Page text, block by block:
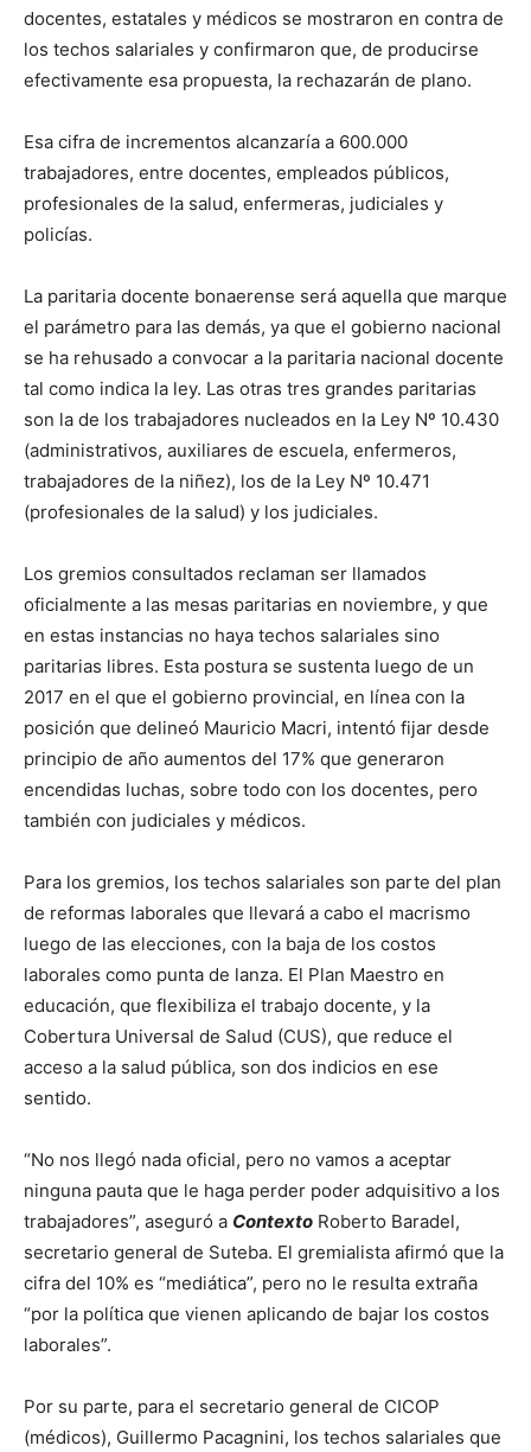
docentes, estatales y médicos se mostraron en contra de
los techos salariales y confirmaron que, de producirse
efectivamente esa propuesta, la rechazarán de plano.
Esa cifra de incrementos alcanzaría a 600.000
trabajadores, entre docentes, empleados públicos,
profesionales de la salud, enfermeras, judiciales y
policías.
La paritaria docente bonaerense será aquella que marque
el parámetro para las demás, ya que el gobierno nacional
se ha rehusado a convocar a la paritaria nacional docente
tal como indica la ley. Las otras tres grandes paritarias
son la de los trabajadores nucleados en la Ley Nº 10.430
(administrativos, auxiliares de escuela, enfermeros,
trabajadores de la niñez), los de la Ley Nº 10.471
(profesionales de la salud) y los judiciales.
Los gremios consultados reclaman ser llamados
oficialmente a las mesas paritarias en noviembre, y que
en estas instancias no haya techos salariales sino
paritarias libres. Esta postura se sustenta luego de un
2017 en el que el gobierno provincial, en línea con la
posición que delineó Mauricio Macri, intentó fijar desde
principio de año aumentos del 17% que generaron
encendidas luchas, sobre todo con los docentes, pero
también con judiciales y médicos.
Para los gremios, los techos salariales son parte del plan
de reformas laborales que llevará a cabo el macrismo
luego de las elecciones, con la baja de los costos
laborales como punta de lanza. El Plan Maestro en
educación, que flexibiliza el trabajo docente, y la
Cobertura Universal de Salud (CUS), que reduce el
acceso a la salud pública, son dos indicios en ese
sentido.
“No nos llegó nada oficial, pero no vamos a aceptar
ninguna pauta que le haga perder poder adquisitivo a los
trabajadores”, aseguró a Contexto Roberto Baradel,
secretario general de Suteba. El gremialista afirmó que la
cifra del 10% es “mediática”, pero no le resulta extraña
“por la política que vienen aplicando de bajar los costos
laborales”.
Por su parte, para el secretario general de CICOP
(médicos), Guillermo Pacagnini, los techos salariales que